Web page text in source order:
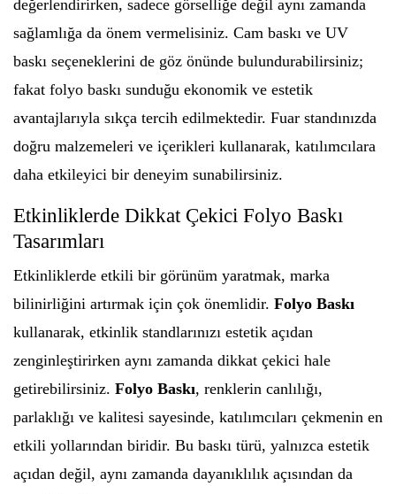
değerlendirirken, sadece görselliğe değil aynı zamanda
sağlamlığa da önem vermelisiniz. Cam baskı ve UV
baskı seçeneklerini de göz önünde bulundurabilirsiniz;
fakat folyo baskı sunduğu ekonomik ve estetik
avantajlarıyla sıkça tercih edilmektedir. Fuar standınızda
doğru malzemeleri ve içerikleri kullanarak, katılımcılara
daha etkileyici bir deneyim sunabilirsiniz.
Etkinliklerde Dikkat Çekici Folyo Baskı
Tasarımları
Etkinliklerde etkili bir görünüm yaratmak, marka
bilinirliğini artırmak için çok önemlidir. Folyo Baskı
kullanarak, etkinlik standlarınızı estetik açıdan
zenginleştirirken aynı zamanda dikkat çekici hale
getirebilirsiniz. Folyo Baskı, renklerin canlılığı,
parlaklığı ve kalitesi sayesinde, katılımcıları çekmenin en
etkili yollarından biridir. Bu baskı türü, yalnızca estetik
açıdan değil, aynı zamanda dayanıklılık açısından da